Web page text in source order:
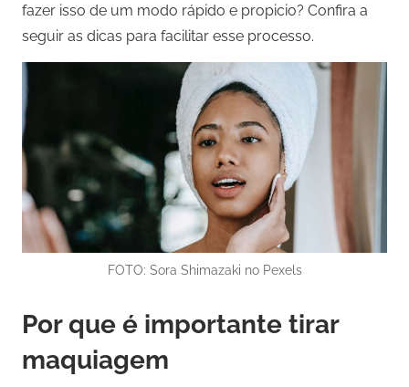
fazer isso de um modo rápido e propicio? Confira a
seguir as dicas para facilitar esse processo.
FOTO: Sora Shimazaki no Pexels
Por que é importante tirar
maquiagem